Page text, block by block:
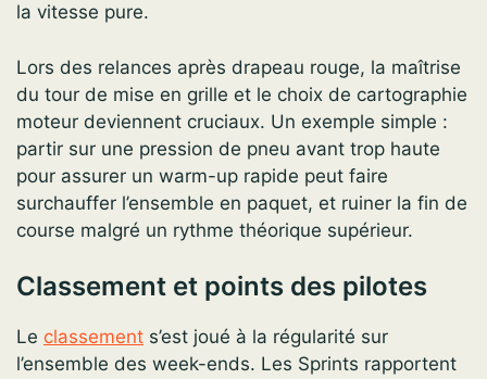
la vitesse pure.
Lors des relances après drapeau rouge, la maîtrise
du tour de mise en grille et le choix de cartographie
moteur deviennent cruciaux. Un exemple simple :
partir sur une pression de pneu avant trop haute
pour assurer un warm-up rapide peut faire
surchauffer l’ensemble en paquet, et ruiner la fin de
course malgré un rythme théorique supérieur.
Classement et points des pilotes
Le classement s’est joué à la régularité sur
l’ensemble des week-ends. Les Sprints rapportent